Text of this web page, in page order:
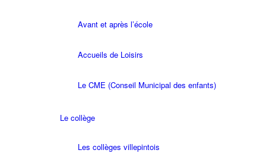
Avant et après l’école
Accueils de Loisirs
Le CME (Conseil Municipal des enfants)
Le collège
Les collèges villepintois